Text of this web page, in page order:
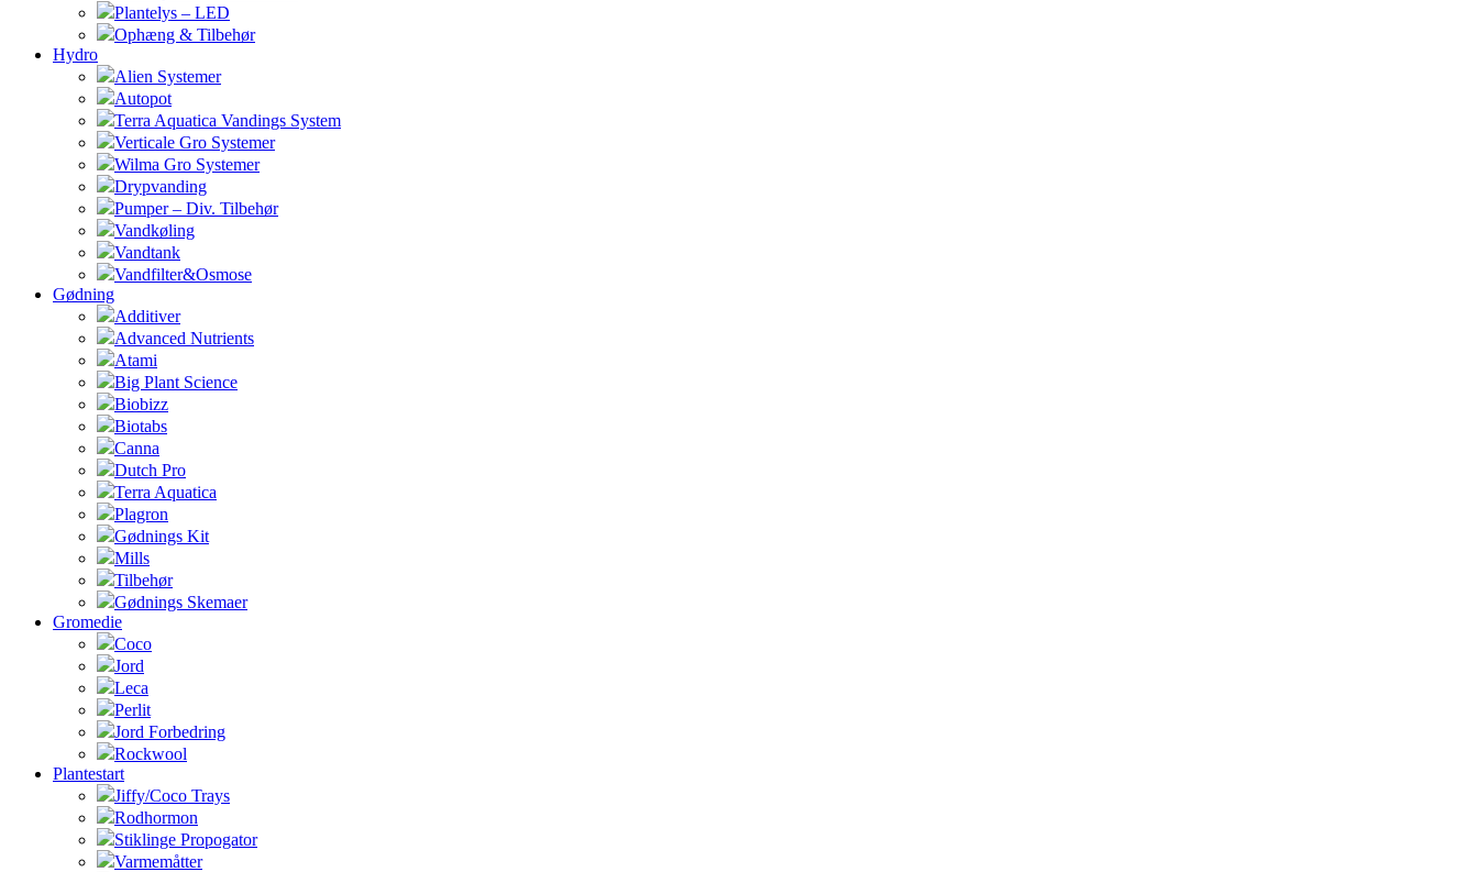
Plantelys – LED
Ophæng & Tilbehør
Hydro
Alien Systemer
Autopot
Terra Aquatica Vandings System
Verticale Gro Systemer
Wilma Gro Systemer
Drypvanding
Pumper – Div. Tilbehør
Vandkøling
Vandtank
Vandfilter&Osmose
Gødning
Additiver
Advanced Nutrients
Atami
Big Plant Science
Biobizz
Biotabs
Canna
Dutch Pro
Terra Aquatica
Plagron
Gødnings Kit
Mills
Tilbehør
Gødnings Skemaer
Gromedie
Coco
Jord
Leca
Perlit
Jord Forbedring
Rockwool
Plantestart
Jiffy/Coco Trays
Rodhormon
Stiklinge Propogator
Varmemåtter